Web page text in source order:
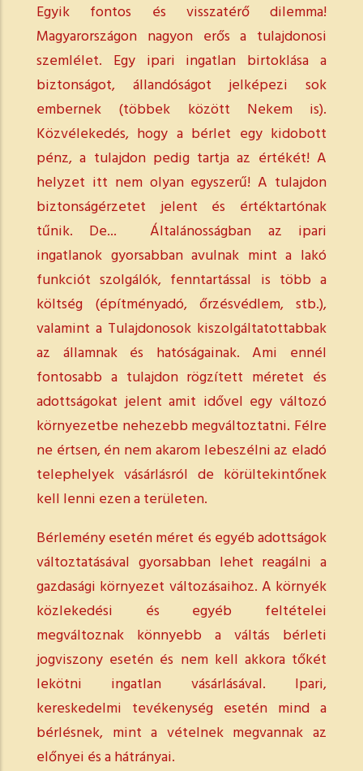
Egyik fontos és visszatérő dilemma!
Magyarországon nagyon erős a tulajdonosi
szemlélet. Egy ipari ingatlan birtoklása a
biztonságot, állandóságot jelképezi sok
embernek (többek között Nekem is).
Közvélekedés, hogy a bérlet egy kidobott
pénz, a tulajdon pedig tartja az értékét! A
helyzet itt nem olyan egyszerű! A tulajdon
biztonságérzetet jelent és értéktartónak
tűnik. De... Általánosságban az ipari
ingatlanok gyorsabban avulnak mint a lakó
funkciót szolgálók, fenntartással is több a
költség (építményadó, őrzésvédlem, stb.),
valamint a Tulajdonosok kiszolgáltatottabbak
az államnak és hatóságainak. Ami ennél
fontosabb a tulajdon rögzített méretet és
adottságokat jelent amit idővel egy változó
környezetbe nehezebb megváltoztatni. Félre
ne értsen, én nem akarom lebeszélni az eladó
telephelyek vásárlásról de körültekintőnek
kell lenni ezen a területen.
Bérlemény esetén méret és egyéb adottságok
változtatásával gyorsabban lehet reagálni a
gazdasági környezet változásaihoz. A környék
közlekedési és egyéb feltételei
megváltoznak könnyebb a váltás bérleti
jogviszony esetén és nem kell akkora tőkét
lekötni ingatlan vásárlásával. Ipari,
kereskedelmi tevékenység esetén mind a
bérlésnek, mint a vételnek megvannak az
előnyei és a hátrányai.